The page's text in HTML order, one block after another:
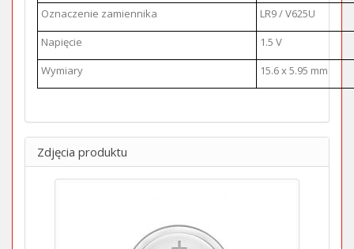
Oznaczenie zamiennika
LR9 / V625U
Napięcie
1.5 V
Wymiary
15.6 x 5.95 mm
Zdjęcia produktu